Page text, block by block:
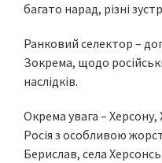
багато нарад, різні
Ранковий селектор –
Зокрема, щодо
наслідків.
Окрема увага –
Росія з особливою
Берислав, села